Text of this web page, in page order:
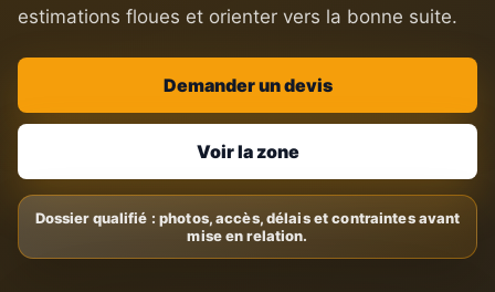
estimations floues et orienter vers la bonne suite.
Demander un devis
Voir la zone